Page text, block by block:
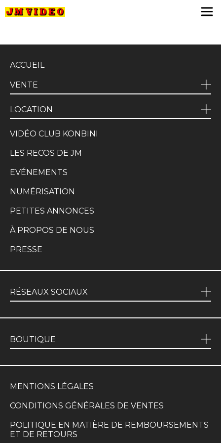
ACCUEIL
VENTE
LOCATION
VIDÉO CLUB KONBINI
LES RECOS DE JM
EVÉNEMENTS
NUMÉRISATION
PETITES ANNONCES
À PROPOS DE NOUS
PRESSE
RÉSEAUX SOCIAUX
BOUTIQUE
MENTIONS LÉGALES
CONDITIONS GÉNÉRALES DE VENTES
POLITIQUE EN MATIÈRE DE REMBOURSEMENTS
ET DE RETOURS